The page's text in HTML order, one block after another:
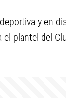
y en
el plantel del